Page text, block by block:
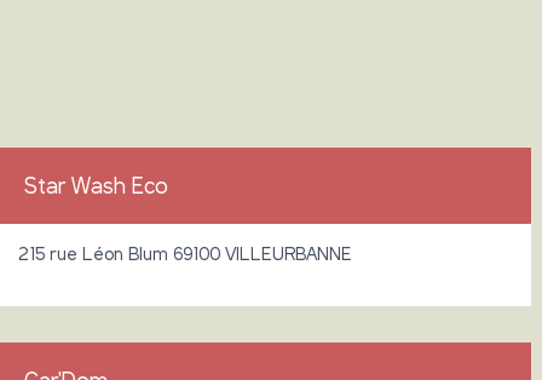
Star Wash Eco
215 rue Léon Blum 69100 VILLEURBANNE